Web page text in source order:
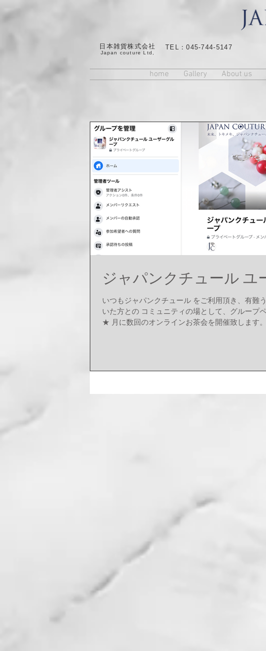
日本雑貨株式会社
​Japan couture Ltd,
TEL：045-744-5147
home Gallery About us
ジャパンクチュール ユ
いつもジャパンクチュール をご利用頂き、有難
いた方との コミュニティの場として、グループ
★ 月に数回のオンラインお茶会を開催致します